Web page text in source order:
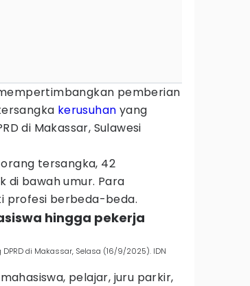
pemberian
kerusuhan yang
di Makassar, Sulawesi
tersangka, 42
di bawah umur. Para
profesi berbeda-beda.
hingga pekerja
di Makassar, Selasa (16/9/2025). IDN
pelajar, juru parkir,